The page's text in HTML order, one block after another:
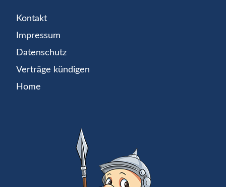
Kontakt
Impressum
Datenschutz
Verträge kündigen
Home